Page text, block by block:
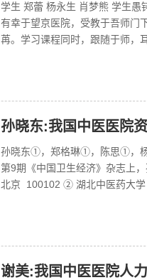
学生 郑蕾 杨永生 肖梦熊 学生愚
有幸于望京医院，受教于吾师门
苒。学习课程同时，跟随于师，
孙晓东:我国中医医院
孙晓东①，郑格琳①，陈思①
第9期《中国卫生经济》杂志上
北京 100102 ② 湖北中医药大
谢美:我国中医医院人